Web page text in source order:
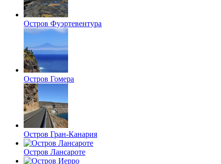
Остров Фуэртевентура
Остров Гомера
Остров Гран-Канария
Остров Лансароте